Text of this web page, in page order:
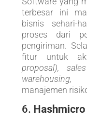
terbesar ini
bisnis sehari-
proses dari
pengiriman.
fitur untuk
proposal),
warehousing,
manajemen
6. Hashmicro